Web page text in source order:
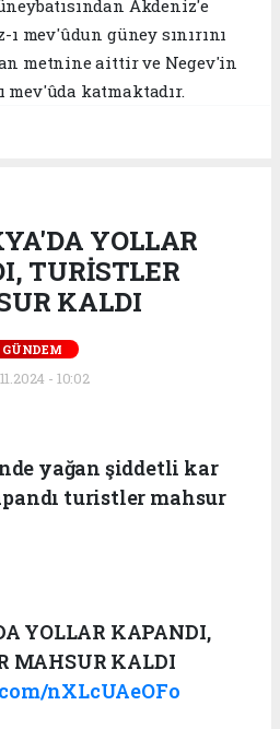
Akdeniz'e
mev'ûdun güney sınırını
metnine aittir ve Negev'in
mev'ûda katmaktadır.
YOLLAR
TURİSTLER
KALDI
GÜNDEM
- 10:02
yağan şiddetli kar
turistler mahsur
YOLLAR KAPANDI,
MAHSUR KALDI
nXLcUAeOFo